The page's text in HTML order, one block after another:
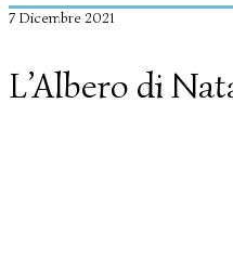
7 Dicembre 2021
L’Albero di